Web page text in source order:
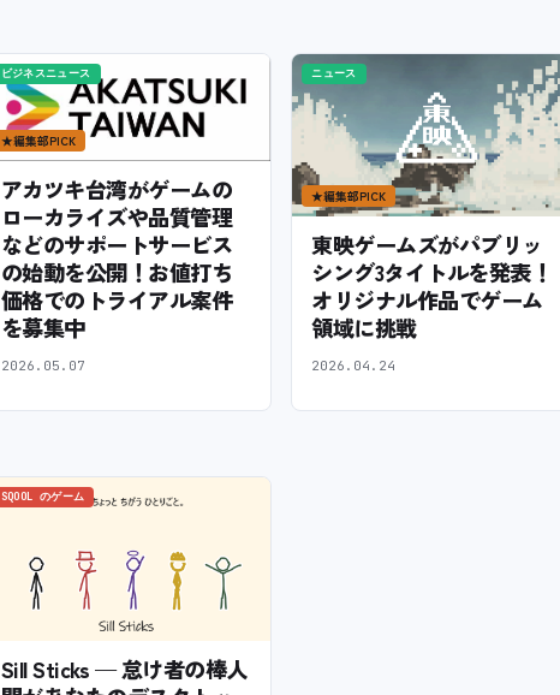
ビジネスニュース
★編集部PICK
アカツキ台湾がゲームの
ローカライズや品質管理
などのサポートサービス
の始動を公開！お値打ち
価格でのトライアル案件
を募集中
2026.05.07
ニュース
★編集部PICK
東映ゲームズがパブリッ
シング3タイトルを発表！
オリジナル作品でゲーム
領域に挑戦
2026.04.24
SQOOL のゲーム
Sill Sticks — 怠け者の棒人